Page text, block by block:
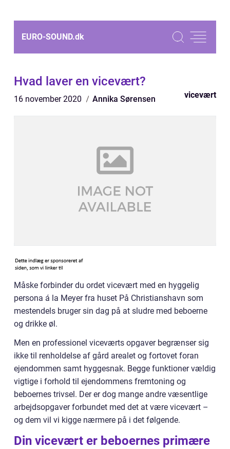
EURO-SOUND.dk
Hvad laver en vicevært?
16 november 2020 Annika Sørensen vicevært
Måske forbinder du ordet vicevært med en hyggelig
persona á la Meyer fra huset På Christianshavn som
mestendels bruger sin dag på at sludre med beboerne
og drikke øl.
Men en professionel viceværts opgaver begrænser sig
ikke til renholdelse af gård arealet og fortovet foran
ejendommen samt hyggesnak. Begge funktioner vældig
vigtige i forhold til ejendommens fremtoning og
beboernes trivsel. Der er dog mange andre væsentlige
arbejdsopgaver forbundet med det at være vicevært –
og dem vil vi kigge nærmere på i det følgende.
Din vicevært er beboernes primære